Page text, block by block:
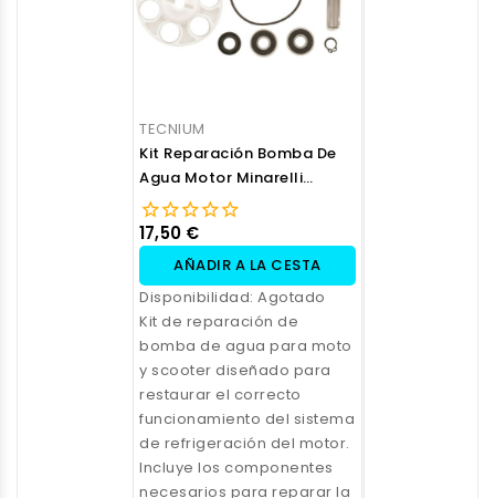
TECNIUM
Kit Reparación Bomba De
Agua Motor Minarelli
Horizontal
17,50 €
AÑADIR A LA CESTA
Disponibilidad: Agotado
Kit de reparación de
bomba de agua para moto
y scooter diseñado para
restaurar el correcto
funcionamiento del sistema
de refrigeración del motor.
Incluye los componentes
necesarios para reparar la